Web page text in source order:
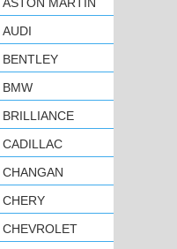
AUDI
BENTLEY
BMW
BRILLIANCE
CADILLAC
CHANGAN
CHERY
CHEVROLET